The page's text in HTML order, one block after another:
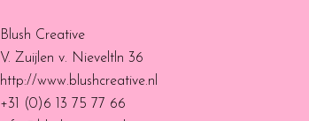
Blush Creative
V. Zuijlen v. Nieveltln 36
http://www.blushcreative.nl
+31 (0)6 13 75 77 66